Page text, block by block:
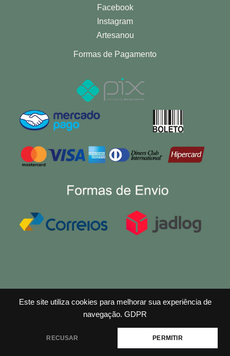
Este site utiliza cookies para melhorar sua experiência de
navegação. GDPR
RECUSAR PERMITIR
Facebook
Instagram
Artesanou
Formas de Pagamento
Copyright © 2026 Efeito Madeira Ltda